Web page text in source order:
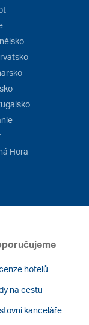
Hora
hotelů
na cestu
kanceláře